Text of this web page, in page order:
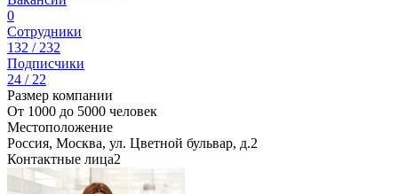
0
Сотрудники
132 / 232
Подписчики
24 / 22
Размер компании
От 1000 до 5000 человек
Местоположение
Россия, Москва, ул. Цветной бульвар, д.2
Контактные лица2